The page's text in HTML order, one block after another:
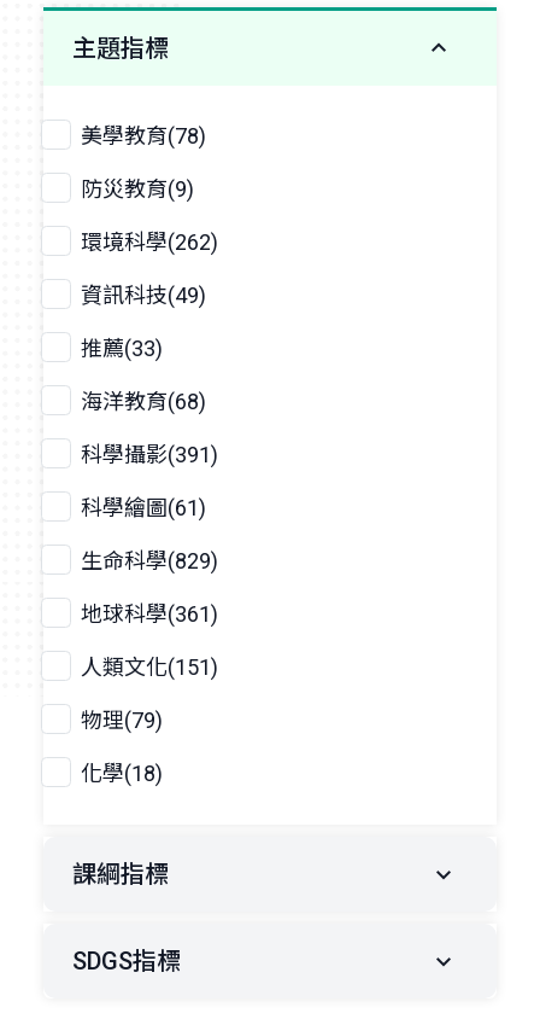
主題指標
美學教育(78)
防災教育(9)
環境科學(262)
資訊科技(49)
推薦(33)
海洋教育(68)
科學攝影(391)
科學繪圖(61)
生命科學(829)
地球科學(361)
人類文化(151)
物理(79)
化學(18)
課綱指標
SDGS指標